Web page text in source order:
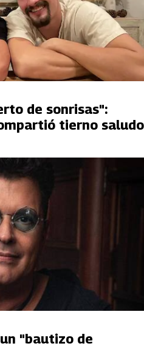
de sonrisas":
tierno saludo
"bautizo de